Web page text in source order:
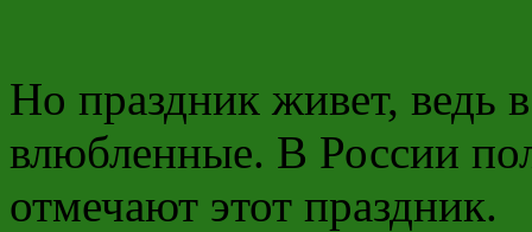
Но праздник живет, ведь
влюбленные. В России
отмечают этот праздник.